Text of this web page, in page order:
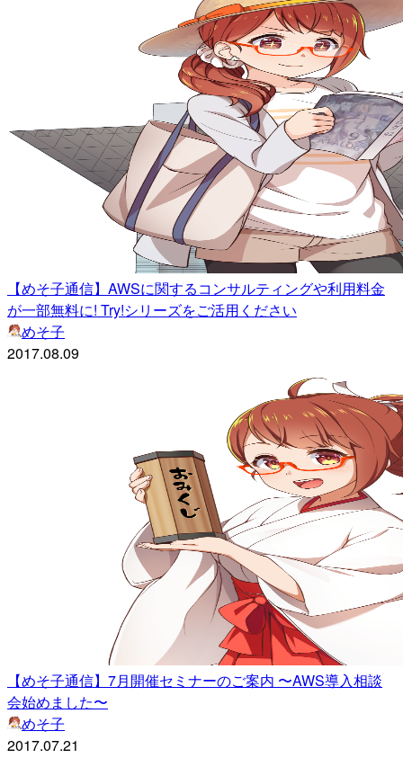
【めそ子通信】AWSに関するコンサルティングや利用料金
が一部無料に! Try!シリーズをご活用ください
めそ子
2017.08.09
【めそ子通信】7月開催セミナーのご案内 〜AWS導入相談
会始めました〜
めそ子
2017.07.21